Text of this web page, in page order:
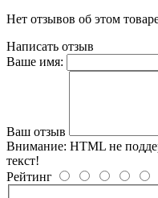
Нет отзывов об этом
Написать отзыв
Ваше имя:
Ваш отзыв
Внимание: HTML не
текст!
Рейтинг